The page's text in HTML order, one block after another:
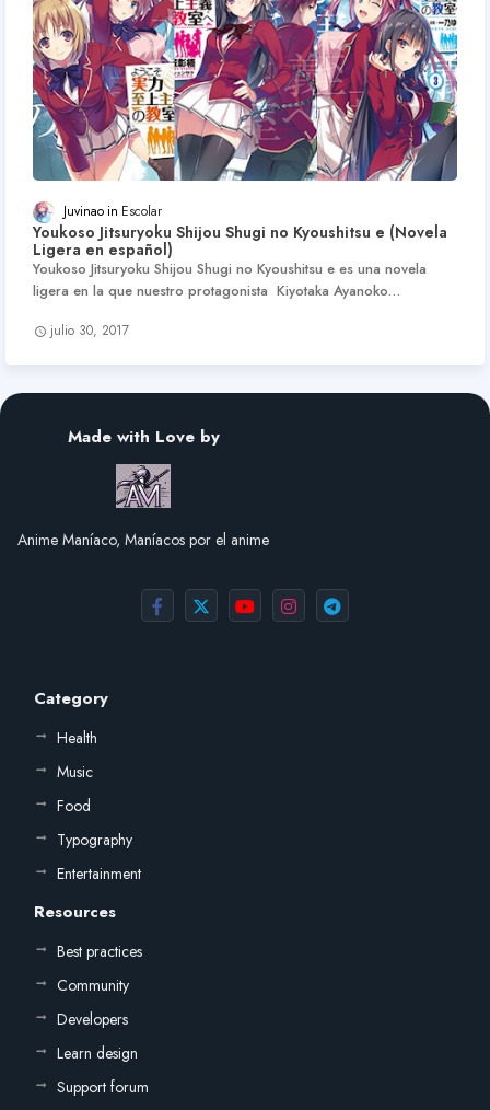
Juvinao Escolar
Youkoso Jitsuryoku Shijou Shugi no Kyoushitsu e (Novela
Ligera en español)
Youkoso Jitsuryoku Shijou Shugi no Kyoushitsu e es una novela
ligera en la que nuestro protagonista Kiyotaka Ayanoko…
julio 30, 2017
Made with Love by
Anime Maníaco, Maníacos por el anime
Category
Health
Music
Food
Typography
Entertainment
Resources
Best practices
Community
Developers
Learn design
Support forum